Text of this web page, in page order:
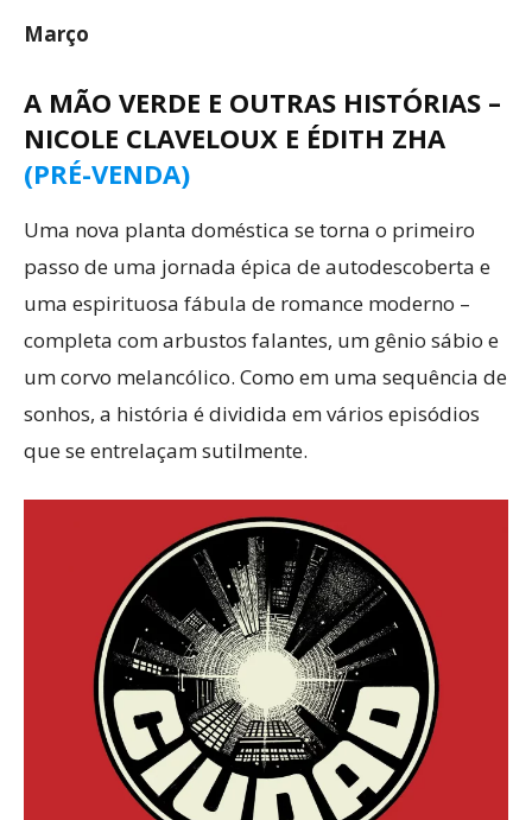
Março
A MÃO VERDE E OUTRAS HISTÓRIAS –
NICOLE CLAVELOUX E ÉDITH ZHA
(PRÉ-VENDA)
Uma nova planta doméstica se torna o primeiro
passo de uma jornada épica de autodescoberta e
uma espirituosa fábula de romance moderno –
completa com arbustos falantes, um gênio sábio e
um corvo melancólico. Como em uma sequência de
sonhos, a história é dividida em vários episódios
que se entrelaçam sutilmente.